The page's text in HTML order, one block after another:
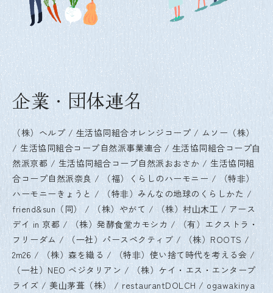
企業・団体連名
（株）ヘルプ ⽣活協同組合オレンジコープ
ムソー（株）
生活協同組合コープ自然派事業連合
⽣活協同組合コープ⾃
然派京都
生活協同組合コープ自然派おおさか
生活協同組
合コープ自然派奈良
（福）くらしのハーモニー
（特⾮）
ハーモニーきょうと
（特⾮）みんなの地球のくらしかた
friend&sun（同）
（株）やがて （株）村⼭⽊⼯
アース
デイ in 京都
（株）発酵⾷堂カモシカ
（有）エクストラ・
フリーダム
（⼀社）パースペクティブ
（株）ROOTS
2m26
（株）森を織る
（特⾮）使い捨て時代を考える会
（⼀社）NEO ベジタリアン
（株）ケイ・エス・エンタープ
ライズ
美⼭茅葺（株） restaurantDOLCH
ogawakinya